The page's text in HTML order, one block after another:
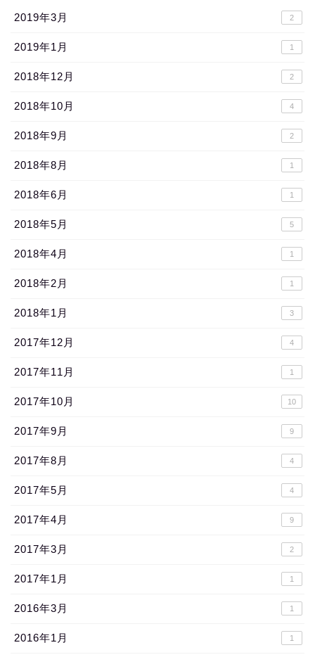
2019年3月 2
2019年1月 1
2018年12月 2
2018年10月 4
2018年9月 2
2018年8月 1
2018年6月 1
2018年5月 5
2018年4月 1
2018年2月 1
2018年1月 3
2017年12月 4
2017年11月 1
2017年10月 10
2017年9月 9
2017年8月 4
2017年5月 4
2017年4月 9
2017年3月 2
2017年1月 1
2016年3月 1
2016年1月 1